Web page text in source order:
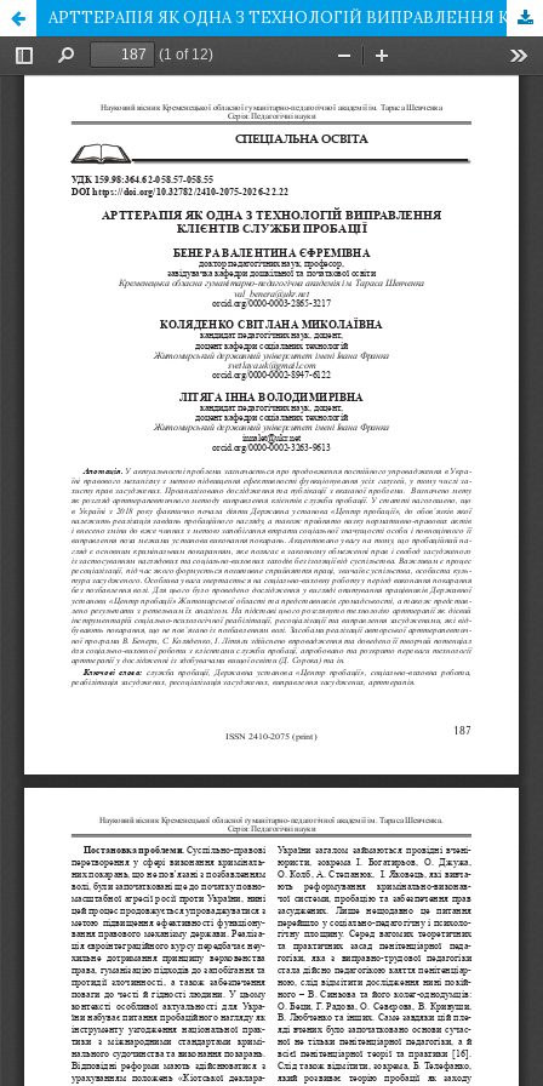
АРТТЕРАПІЯ ЯК ОДНА З ТЕХНОЛОГІЙ ВИПРАВЛЕННЯ КЛІЄНТІВ СЛУЖБИ ПРОБАЦІЇ